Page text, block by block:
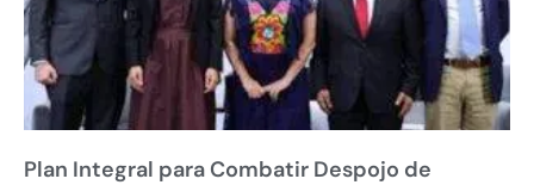
Plan Integral para Combatir Despojo de